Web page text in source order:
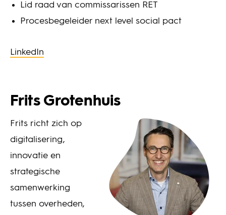
Lid raad van commissarissen RET
Procesbegeleider next level social pact
LinkedIn
Frits Grotenhuis
Frits richt zich op
digitalisering,
innovatie en
strategische
samenwerking
tussen overheden,